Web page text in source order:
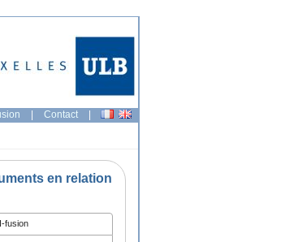
| Contact |
en relation
fusion